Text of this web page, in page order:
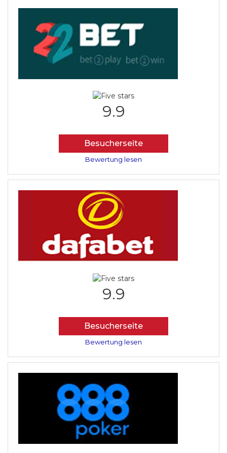
9.9
Besucherseite
Bewertung lesen
9.9
Besucherseite
Bewertung lesen